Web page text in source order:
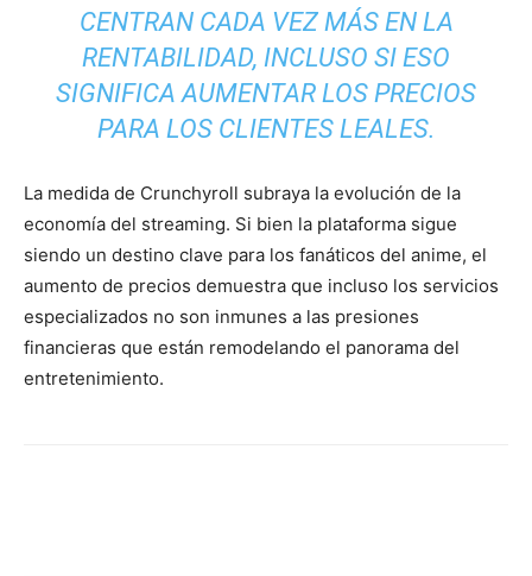
CENTRAN CADA VEZ MÁS EN LA
RENTABILIDAD, INCLUSO SI ESO
SIGNIFICA AUMENTAR LOS PRECIOS
PARA LOS CLIENTES LEALES.
La medida de Crunchyroll subraya la evolución de la
economía del streaming. Si bien la plataforma sigue
siendo un destino clave para los fanáticos del anime, el
aumento de precios demuestra que incluso los servicios
especializados no son inmunes a las presiones
financieras que están remodelando el panorama del
entretenimiento.